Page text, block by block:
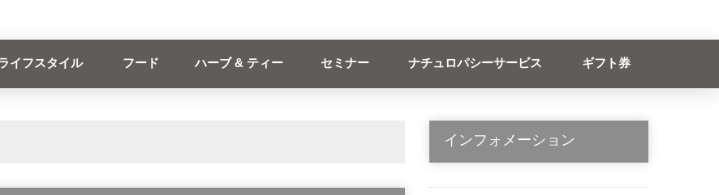
イフスタイル フード ハーブ & ティー セミナー ナチュロパシーサービス ギフト券
インフォメーション